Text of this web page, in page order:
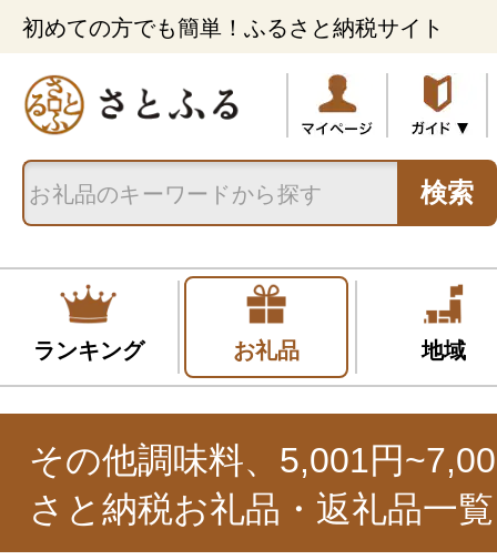
初めての方でも簡単！ふるさと納税サイト
検索
ランキング お礼品 地域
その他調味料、5,001円
さと納税お礼品・返礼品一覧